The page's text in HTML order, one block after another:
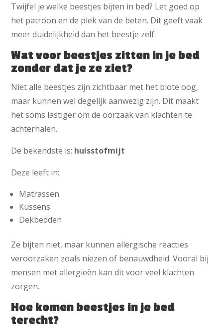
Twijfel je welke beestjes bijten in bed? Let goed op
het patroon en de plek van de beten. Dit geeft vaak
meer duidelijkheid dan het beestje zelf.
Wat voor beestjes zitten in je bed
zonder dat je ze ziet?
Niet alle beestjes zijn zichtbaar met het blote oog,
maar kunnen wel degelijk aanwezig zijn. Dit maakt
het soms lastiger om de oorzaak van klachten te
achterhalen.
De bekendste is: huisstofmijt
Deze leeft in:
Matrassen
Kussens
Dekbedden
Ze bijten niet, maar kunnen allergische reacties
veroorzaken zoals niezen of benauwdheid. Vooral bij
mensen met allergieën kan dit voor veel klachten
zorgen.
Hoe komen beestjes in je bed
terecht?